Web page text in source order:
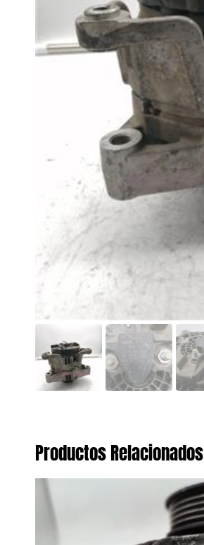
Productos Relacionados